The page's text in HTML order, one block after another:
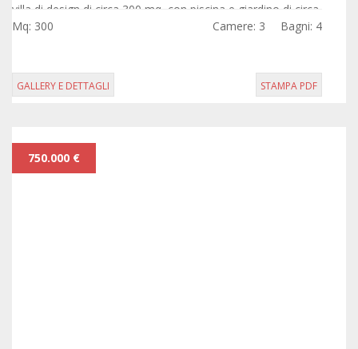
villa di design di circa 300 mq, con piscina e giardino di circa
1160 mq.
Mq: 300 Camere: 3 Bagni: 4
GALLERY E DETTAGLI STAMPA PDF
750.000 €